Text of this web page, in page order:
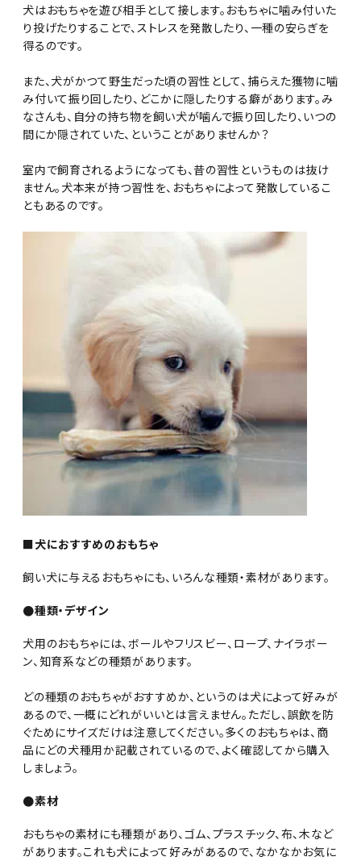
犬はおもちゃを遊び相手として接します。おもちゃに噛み付いた
り投げたりすることで、ストレスを発散したり、一種の安らぎを
得るのです。
また、犬がかつて野生だった頃の習性として、捕らえた獲物に噛
み付いて振り回したり、どこかに隠したりする癖があります。み
なさんも、自分の持ち物を飼い犬が噛んで振り回したり、いつの
間にか隠されていた、ということがありませんか？
室内で飼育されるようになっても、昔の習性というものは抜け
ません。犬本来が持つ習性を、おもちゃによって発散しているこ
ともあるのです。
■犬におすすめのおもちゃ
飼い犬に与えるおもちゃにも、いろんな種類・素材があります。
●種類・デザイン
犬用のおもちゃには、ボールやフリスビー、ロープ、ナイラボー
ン、知育系などの種類があります。
どの種類のおもちゃがおすすめか、というのは犬によって好みが
あるので、一概にどれがいいとは言えません。ただし、誤飲を防
ぐためにサイズだけは注意してください。多くのおもちゃは、商
品にどの犬種用か記載されているので、よく確認してから購入
しましょう。
●素材
おもちゃの素材にも種類があり、ゴム、プラスチック、布、木など
があります。これも犬によって好みがあるので、なかなかお気に